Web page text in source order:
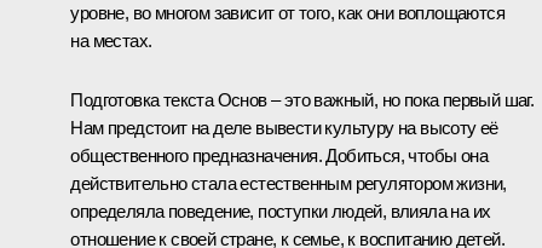
уровне, во многом зависит от того, как они воплощаются
на местах.
Подготовка текста Основ – это важный, но пока первый шаг.
Нам предстоит на деле вывести культуру на высоту её
общественного предназначения. Добиться, чтобы она
действительно стала естественным регулятором жизни,
определяла поведение, поступки людей, влияла на их
отношение к своей стране, к семье, к воспитанию детей.